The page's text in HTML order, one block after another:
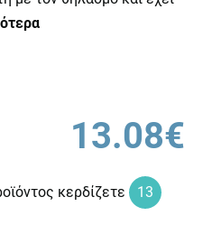
13.08€
κερδίζετε
13